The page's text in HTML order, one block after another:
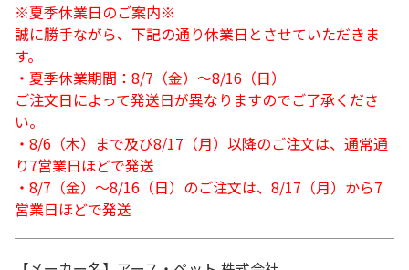
※夏季休業日のご案内※
誠に勝手ながら、下記の通り休業日とさせていただきま
す。
・夏季休業期間：8/7（金）～8/16（日）
ご注文日によって発送日が異なりますのでご了承くださ
い。
・8/6（木）まで及び8/17（月）以降のご注文は、通常通
り7営業日ほどで発送
・8/7（金）～8/16（日）のご注文は、8/17（月）から7
営業日ほどで発送